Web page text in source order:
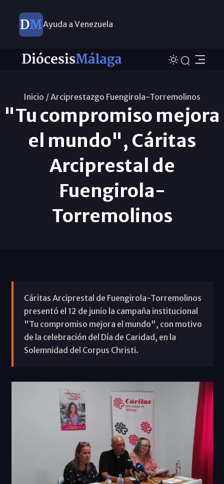
Ayuda a Venezuela
Inicio /Arciprestazgo Fuengirola-Torremolinos
"Tu compromiso mejora
el mundo", Cáritas
Arciprestal de
Fuengirola-
Torremolinos
Cáritas Arciprestal de Fuengirola-Torremolinos
presentó el 12 de junio la campaña institucional
"Tu compromiso mejora el mundo", con motivo
de la celebración del Día de Caridad, en la
Solemnidad del Corpus Christi.